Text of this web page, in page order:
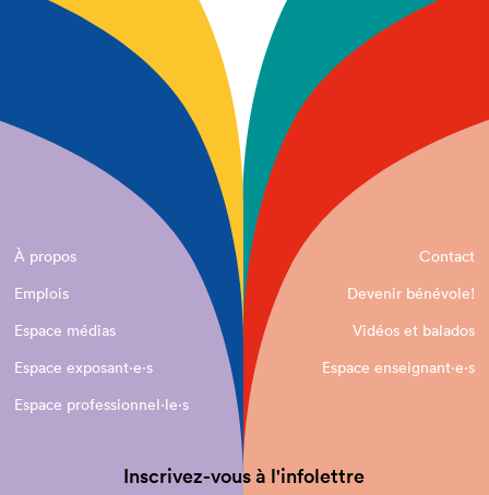
À propos
Contact
Emplois
Devenir bénévole!
Espace médias
Vidéos et balados
Espace exposant·e⋅s
Espace enseignant·e⋅s
Espace professionnel·le⋅s
Inscrivez-vous à l'infolettre